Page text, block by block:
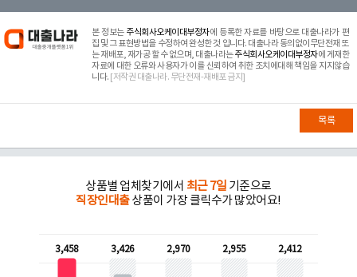
본 정보는 주식회사오케이대부정자에 등록한 자료를 바탕으로 대출나라가 편
집 및 그 표현방법을 수정하여 완성한 것 입니다. 대출나라 동의없이무단전재 또
는 재배포, 재가공 할 수 없으며, 대출나라는주식회사오케이대부정자에 게재한
자료에 대한 오류와 사용자가 이를 신뢰하여 취한 조치에대해 책임을 지지않습
니다. [저작권 대출나라. 무단전재-재배포 금지]
목록
상품별 업체찾기에서 최근 7일 기준으로
직장인대출상품이 가장 클릭수가 많았어요!
3,458 3,426 2,970 2,955 2,412